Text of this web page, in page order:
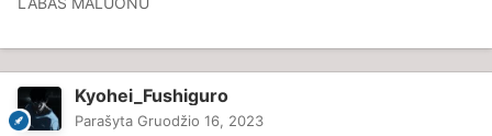
Kyohei_Fushiguro
Parašyta Gruodžio 16, 2023